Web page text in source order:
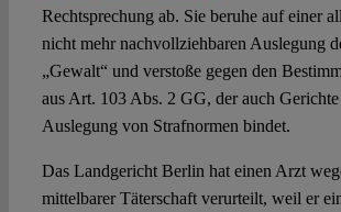
Rechtsprechung ab. Sie beruhe auf einer
nicht mehr nachvollziehbaren Auslegung
„Gewalt“ und verstoße gegen den
aus Art. 103 Abs. 2 GG, der auch
Auslegung von Strafnormen bindet.
Das Landgericht Berlin hat einen Arzt
mittelbarer Täterschaft verurteilt, weil er